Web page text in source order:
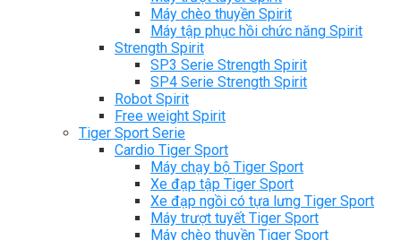
Máy chèo thuyền Spirit
Máy tập phục hồi chức năng Spirit
Strength Spirit
SP3 Serie Strength Spirit
SP4 Serie Strength Spirit
Robot Spirit
Free weight Spirit
Tiger Sport Serie
Cardio Tiger Sport
Máy chạy bộ Tiger Sport
Xe đạp tập Tiger Sport
Xe đạp ngồi có tựa lưng Tiger Sport
Máy trượt tuyết Tiger Sport
Máy chèo thuyền Tiger Sport